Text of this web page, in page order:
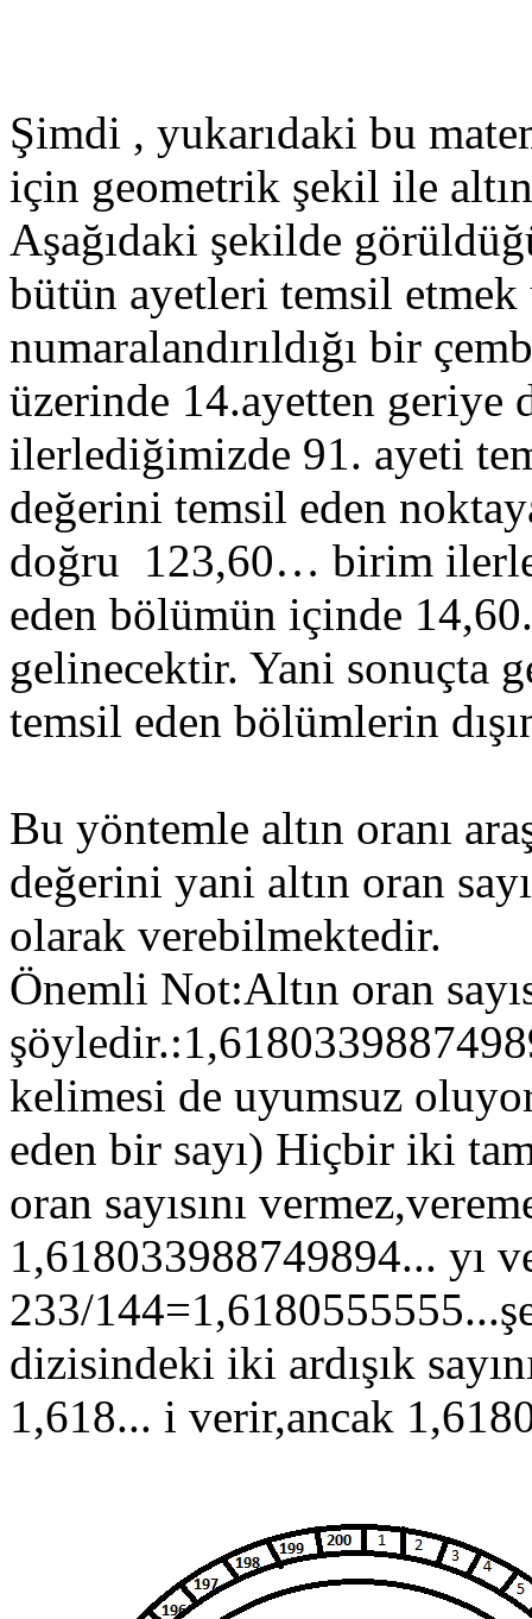
Şimdi , yukarıdaki bu
için geometrik şekil ile
Aşağıdaki şekilde
bütün ayetleri temsil
numaralandırıldığı bir
üzerinde 14.ayetten
ilerlediğimizde 91. ayeti
değerini temsil eden
doğru 123,60… birim
eden bölümün içinde
gelinecektir. Yani sonuçta
temsil eden bölümlerin
Bu yöntemle altın oranı
değerini yani altın oran
olarak verebilmektedir.
Önemli Not:Altın oran
kelimesi de uyumsuz
eden bir sayı) Hiçbir iki
oran sayısını
1,618033988749894... yı
233/
dizisindeki iki ardışık
1,618... i verir,ancak